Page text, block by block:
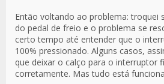
Então voltando ao problema: troquei
do pedal de freio e o problema se
certo tempo até entender que o
100% pressionado. Alguns casos,
que deixar o calço para o interruptor
corretamente. Mas tudo está